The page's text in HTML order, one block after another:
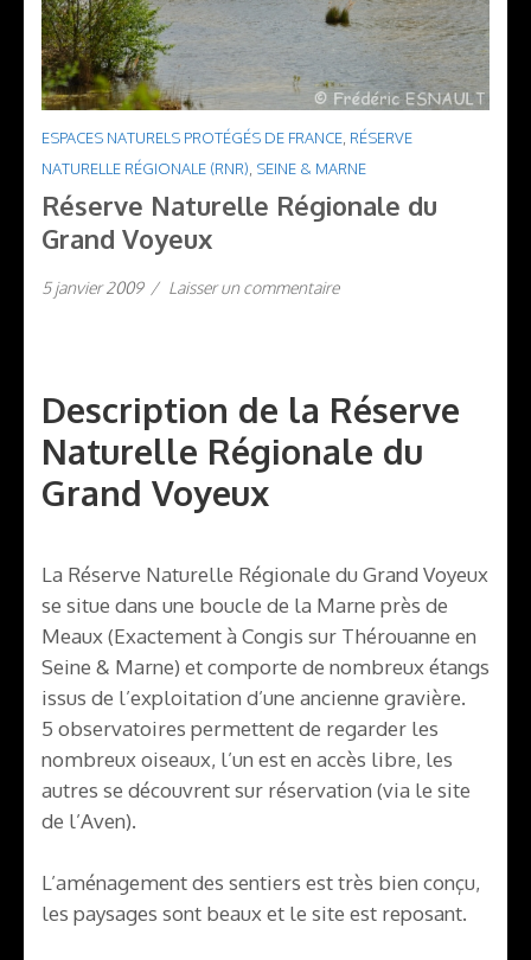
ESPACES NATURELS PROTÉGÉS DE FRANCE, RÉSERVE
NATURELLE RÉGIONALE (RNR), SEINE & MARNE
Réserve Naturelle Régionale du
Grand Voyeux
5 janvier 2009 / Laisser un commentaire
Description de la Réserve
Naturelle Régionale du
Grand Voyeux
La Réserve Naturelle Régionale du Grand Voyeux
se situe dans une boucle de la Marne près de
Meaux (Exactement à Congis sur Thérouanne en
Seine & Marne) et comporte de nombreux étangs
issus de l’exploitation d’une ancienne gravière.
5 observatoires permettent de regarder les
nombreux oiseaux, l’un est en accès libre, les
autres se découvrent sur réservation (via le site
de l’Aven).
L’aménagement des sentiers est très bien conçu,
les paysages sont beaux et le site est reposant.